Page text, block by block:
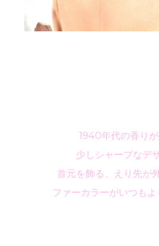
1940年代の香りが
少しシャープなデ
首元を飾る、えり先が
ファーカラーがいつもよ